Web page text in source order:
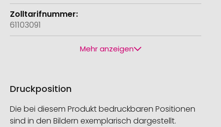
61103091
Mehr anzeigen
Druckposition
Die bei diesem Produkt bedruckbaren Positionen
sind in den Bildern exemplarisch dargestellt.